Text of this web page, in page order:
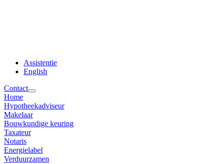
Assistentie
English
Contact
Home
Hypotheekadviseur
Makelaar
Bouwkundige keuring
Taxateur
Notaris
Energielabel
Verduurzamen